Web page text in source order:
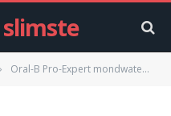
slimste
Oral-B Pro-Expert mondwater 100% terugbetaald met myShopi – 2500 eerste aanvragen